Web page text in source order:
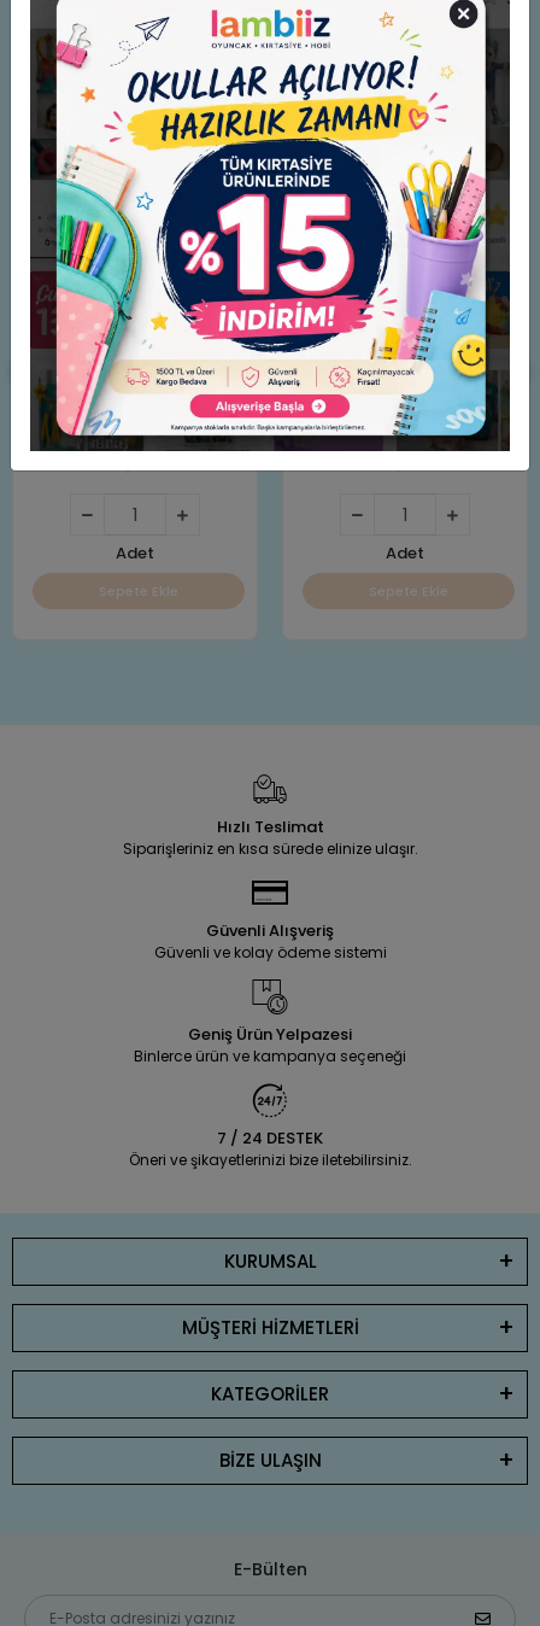
Benzer Ürünler
İŞ MAKİNELERİ DÜNYASI XXXL
2 ADET DEV BOYAMA
STİCKERLI
200,00 TL
Adet
Sepete Ekle
DİNO DÜNYASI XXXL 2 ADET
DEV BOYAMA STİCKERLI
200,00 TL
Adet
Sepete Ekle
Hızlı Teslimat
Siparişleriniz en kısa sürede elinize ulaşır.
Güvenli Alışveriş
Güvenli ve kolay ödeme sistemi
Geniş Ürün Yelpazesi
Binlerce ürün ve kampanya seçeneği
7 / 24 DESTEK
Öneri ve şikayetlerinizi bize iletebilirsiniz.
KURUMSAL
MÜŞTERİ HİZMETLERİ
KATEGORİLER
BİZE ULAŞIN
E-Bülten